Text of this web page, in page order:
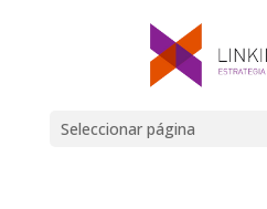
Seleccionar página